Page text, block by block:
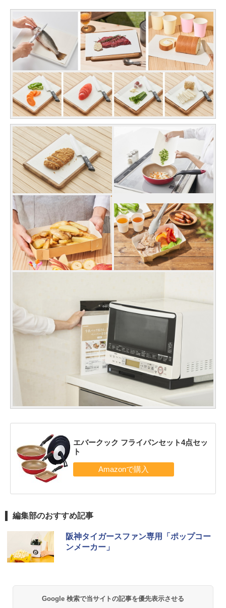
エバークック フライパンセット4点セッ
ト
編集部のおすすめ記事
阪神タイガースファン専用「ポップコー
ンメーカー」
Google 検索で当サイトの記事を優先表示させる